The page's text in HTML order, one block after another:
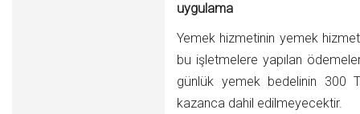
uygulama
Yemek hizmetinin yemek
bu işletmelere yapılan
günlük yemek bedelinin 300
kazanca dahil edilmeyecektir.